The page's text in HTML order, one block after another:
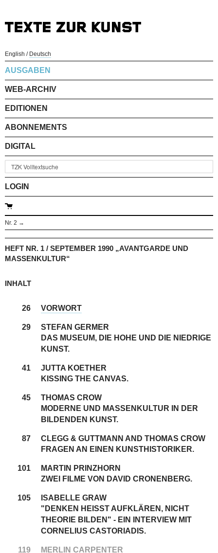
English / Deutsch
AUSGABEN
WEB-ARCHIV
EDITIONEN
ABONNEMENTS
DIGITAL
LOGIN
Nr. 2 →
HEFT NR. 1 / SEPTEMBER 1990 „AVANTGARDE UND
MASSENKULTUR“
INHALT
26 VORWORT
29
STEFAN GERMER
DAS MUSEUM, DIE HOHE UND DIE NIEDRIGE
KUNST.
41
JUTTA KOETHER
KISSING THE CANVAS.
45
THOMAS CROW
MODERNE UND MASSENKULTUR IN DER
BILDENDEN KUNST.
87
CLEGG & GUTTMANN AND THOMAS CROW
FRAGEN AN EINEN KUNSTHISTORIKER.
101
MARTIN PRINZHORN
ZWEI FILME VON DAVID CRONENBERG.
105
ISABELLE GRAW
"DENKEN HEISST AUFKLÄREN, NICHT T
HEORIE BILDEN" - EIN INTERVIEW MIT C
ORNELIUS CASTORIADIS.
119
MERLIN CARPENTER